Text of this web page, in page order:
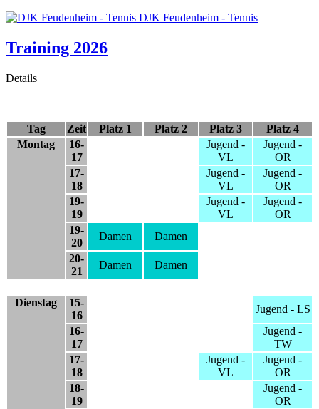
DJK Feudenheim - Tennis
Training 2026
Details
Tag Zeit Platz 1 Platz 2 Platz 3
Platz 4
Montag
16-
17
Jugend -
VL
Jugend -
OR
17-
18
Jugend -
VL
Jugend -
OR
19-
19
Jugend -
VL
Jugend -
OR
19-
20
Damen
Damen
20-
21
Damen Damen
Dienstag
15-
16
Jugend - LS
16-
17
Jugend -
TW
17-
18
Jugend -
VL
Jugend -
OR
18-
19
Jugend -
OR